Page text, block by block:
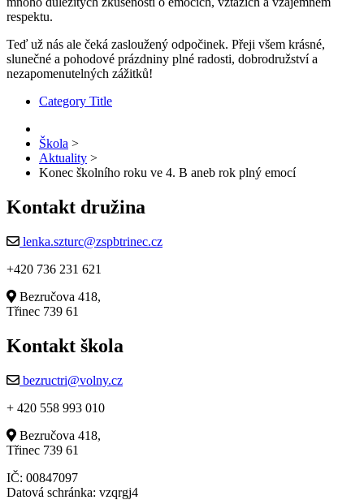
respektu.
Teď už nás ale čeká zasloužený odpočinek. Přeji všem krásné,
slunečné a pohodové prázdniny plné radosti, dobrodružství a
nezapomenutelných zážitků!
Category Title
Škola >
Aktuality >
Konec školního roku ve 4. B aneb rok plný emocí
Kontakt družina
lenka.szturc@zspbtrinec.cz
+420 736 231 621
Bezručova 418,
Třinec 739 61
Kontakt škola
bezructri@volny.cz
+ 420 558 993 010
Bezručova 418,
Třinec 739 61
IČ: 00847097
Datová schránka: vzqrgj4